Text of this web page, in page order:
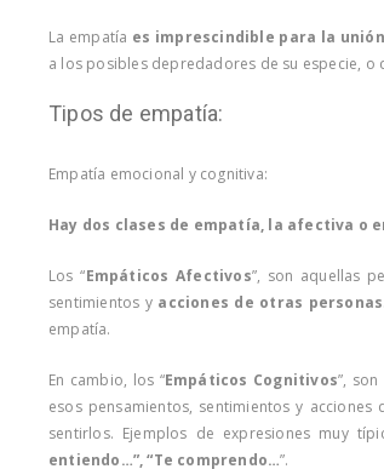
La empatía es imprescindible para la
a los posibles depredadores de su especie, o
Tipos de empatía:
Empatía emocional y cognitiva:
Hay dos clases de empatía, la afectiva o
Los “Empáticos Afectivos”, son aquellas
sentimientos y acciones de otras personas
empatía.
En cambio, los “Empáticos Cognitivos”,
esos pensamientos, sentimientos y
sentirlos. Ejemplos de expresiones muy
entiendo…”, “Te comprendo…”.